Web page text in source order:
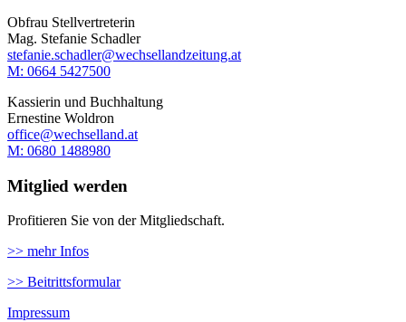
Obfrau Stellvertreterin
Mag. Stefanie Schadler
stefanie.schadler@wechsellandzeitung.at
M: ‭0664 5427500‬
Kassierin und Buchhaltung
Ernestine Woldron
office@wechselland.at
M: ‭0680 1488980‬
Mitglied werden
Profitieren Sie von der Mitgliedschaft.
>> mehr Infos
>> Beitrittsformular
Impressum